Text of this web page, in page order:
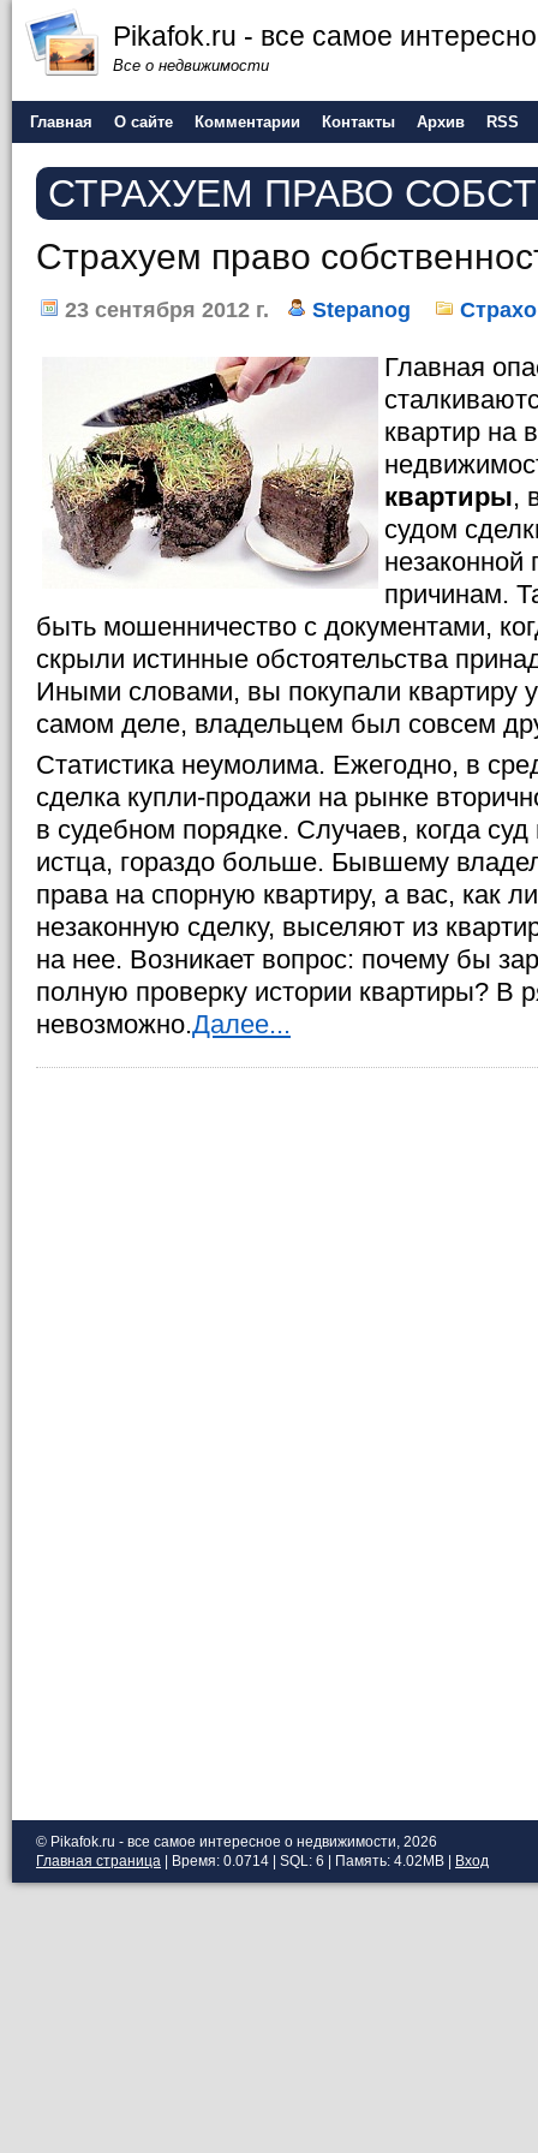
Pikafok.ru - все самое
Все о недвижимости
Главная О сайте Комментарии Контакты Архив RSS
СТРАХУЕМ ПРАВО
Страхуем право
23 сентября 2012 г. Stepanog
Главная
квартир на
квартиры,
судом
причинам.
быть мошенничество с документами,
скрыли истинные обстоятельства
Иными словами, вы покупали квартиру
самом деле, владельцем был совсем
Статистика неумолима. Ежегодно, в
сделка купли-продажи на рынке
в судебном порядке. Случаев, когда суд
истца, гораздо больше. Бывшему
права на спорную квартиру, а вас, как
незаконную сделку, выселяют из
на нее. Возникает вопрос: почему бы
полную проверку истории квартиры? В
невозможно.Далее...
© Pikafok.ru - все самое интересное о недвижимости, 2026
Главная страница | Время: 0.0714 | SQL: 6 | Память: 4.02MB Вход